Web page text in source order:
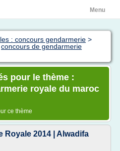
Menu
: concours gendarmerie >
concours de gendarmerie
pour le thème :
royale du maroc
ce thème
Royale 2014 | Alwadifa